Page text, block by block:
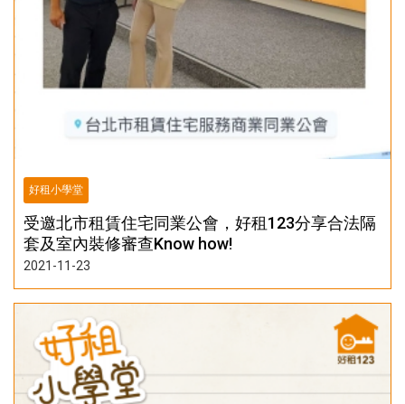
好租小學堂
受邀北市租賃住宅同業公會，好租123分享合法隔
套及室內裝修審查Know how!
2021-11-23